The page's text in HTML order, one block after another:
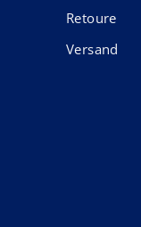
Retoure
Versand